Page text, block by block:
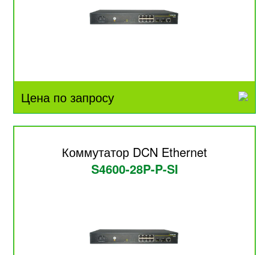
Цена по запросу
Коммутатор DCN Ethernet
S4600-28P-P-SI